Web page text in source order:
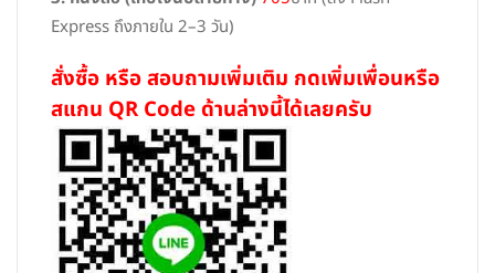
Express ถึงภายใน 2–3 วัน)
สั่งซื้อ หรือ สอบถามเพิ่มเติม กดเพิ่มเพื่อนหรือ
สแกน QR Code ด้านล่างนี้ได้เลยครับ